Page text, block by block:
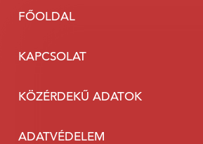
FŐOLDAL
KAPCSOLAT
KÖZÉRDEKŰ ADATOK
ADATVÉDELEM